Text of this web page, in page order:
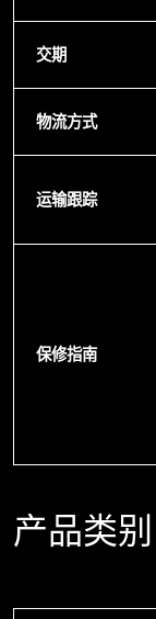
交期
物流方式
运输跟踪
保修指南
产品类